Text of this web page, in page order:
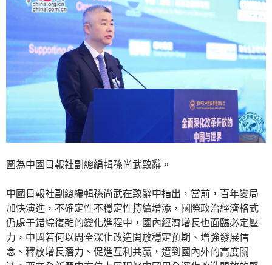
圖為中國日報社副總編輯孫尚武致辭。
中國日報社副總編輯孫尚武在致辭中指出，當前，百年變局
加快演進，不確定性不穩定性持續增添，國際政治經濟格式
仍處于錯綜復雜的變化進程中，國內經濟增長也面臨必定壓
力，中國若何以周全深化改造開放穩定預期、增強發展信
念、釋放增長潛力、促進互利共贏，遭到國內外的高度關